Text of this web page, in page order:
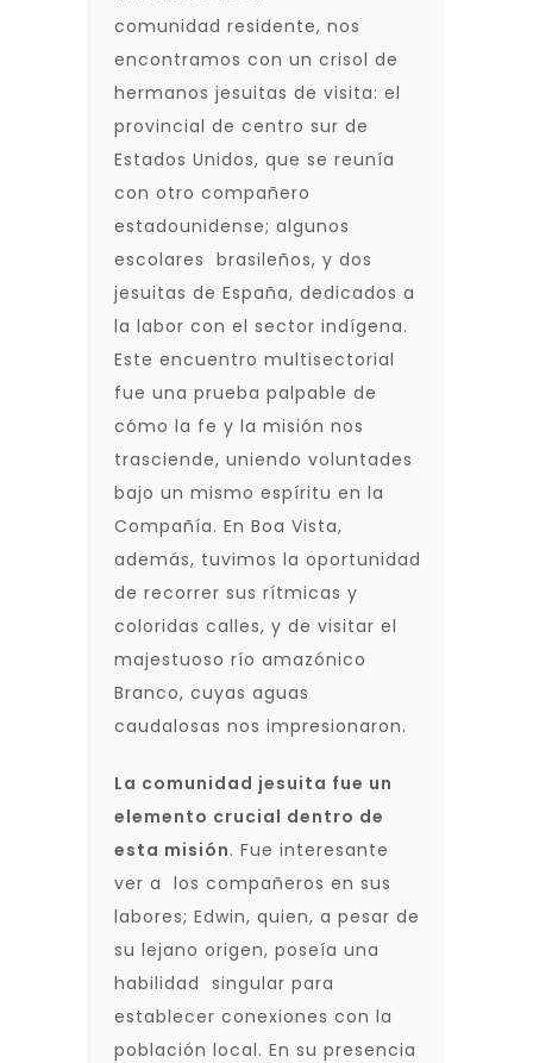
comunidad residente, nos
encontramos con un crisol de
hermanos jesuitas de visita: el
provincial de centro sur de
Estados Unidos, que se reunía
con otro compañero
estadounidense; algunos
escolares brasileños, y dos
jesuitas de España, dedicados a
la labor con el sector indígena.
Este encuentro multisectorial
fue una prueba palpable de
cómo la fe y la misión nos
trasciende, uniendo voluntades
bajo un mismo espíritu en la
Compañía. En Boa Vista,
además, tuvimos la oportunidad
de recorrer sus rítmicas y
coloridas calles, y de visitar el
majestuoso río amazónico
Branco, cuyas aguas
caudalosas nos impresionaron.
La comunidad jesuita fue un
elemento crucial dentro de
esta misión. Fue interesante
ver a los compañeros en sus
labores; Edwin, quien, a pesar de
su lejano origen, poseía una
habilidad singular para
establecer conexiones con la
población local. En su presencia